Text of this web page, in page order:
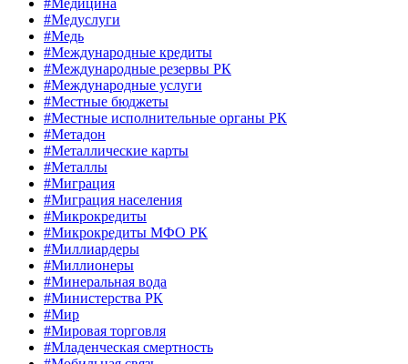
#Медицина
#Медуслуги
#Медь
#Международные кредиты
#Международные резервы РК
#Международные услуги
#Местные бюджеты
#Местные исполнительные органы РК
#Метадон
#Металлические карты
#Металлы
#Миграция
#Миграция населения
#Микрокредиты
#Микрокредиты МФО РК
#Миллиардеры
#Миллионеры
#Минеральная вода
#Министерства РК
#Мир
#Мировая торговля
#Младенческая смертность